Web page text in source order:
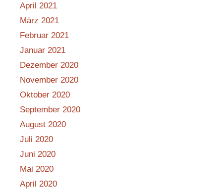
April 2021
März 2021
Februar 2021
Januar 2021
Dezember 2020
November 2020
Oktober 2020
September 2020
August 2020
Juli 2020
Juni 2020
Mai 2020
April 2020